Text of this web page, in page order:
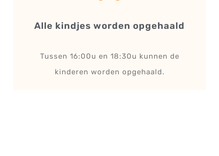
Alle kindjes worden opgehaald
Tussen 16:00u en 18:30u kunnen de
kinderen worden opgehaald.